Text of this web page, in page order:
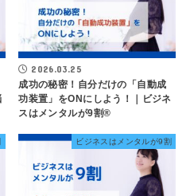
2026.03.25
成功の秘密！自分だけの「自動成
功装置」をONにしよう！｜ビジネ
スはメンタルが9割®
ビジネスはメンタルが9割